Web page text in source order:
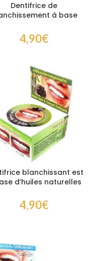
Dentifrice de
à base
Thai Kinaree
4,90€
blanchissant est
d’huiles naturelles
4,90€